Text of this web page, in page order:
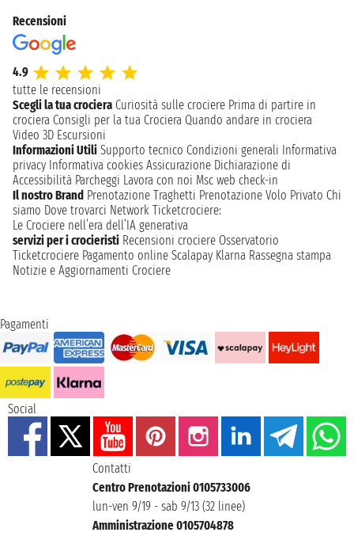
Recensioni
4.9
tutte le recensioni
Scegli la tua crociera Curiosità sulle crociere Prima di partire in
crociera Consigli per la tua Crociera Quando andare in crociera
Video 3D Escursioni
Informazioni Utili Supporto tecnico Condizioni generali Informativa
privacy Informativa cookies Assicurazione Dichiarazione di
Accessibilità Parcheggi Lavora con noi Msc web check-in
Il nostro Brand Prenotazione Traghetti Prenotazione Volo Privato Chi
siamo Dove trovarci Network Ticketcrociere:
Le Crociere nell’era dell’IA generativa
servizi per i crocieristi Recensioni crociere Osservatorio
Ticketcrociere Pagamento online Scalapay Klarna Rassegna stampa
Notizie e Aggiornamenti Crociere
Pagamenti
Social
Contatti
Centro Prenotazioni 0105733006
lun-ven 9/19 - sab 9/13 (32 linee)
Amministrazione 0105704878